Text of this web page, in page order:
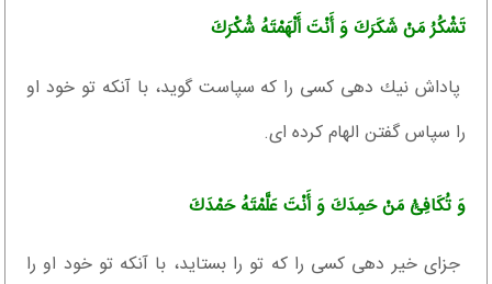
تَشْكُرُ مَنْ شَكَرَكَ وَ أَنْتَ أَلْهَمْتَهُ شُكْرَكَ‏
پاداش نيك دهى كسى را كه سپاست گويد، با آنكه تو خود او
را سپاس گفتن الهام كرده ‏اى.
وَ تُكَافِئُ مَنْ حَمِدَكَ وَ أَنْتَ عَلَّمْتَهُ حَمْدَكَ‏
جزاى خير دهى كسى را كه تو را بستايد، با آنكه تو خود او را